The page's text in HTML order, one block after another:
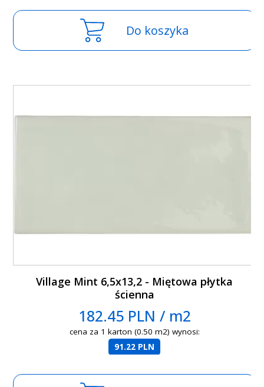
Do koszyka
Village Mint 6,5x13,2 - Miętowa płytka
ścienna
182.45 PLN / m2
cena za 1 karton (0.50 m2) wynosi:
91.22 PLN